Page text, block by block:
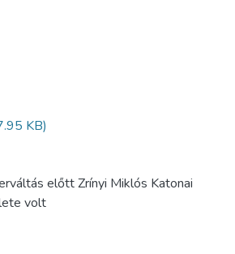
KB)
előtt Zrínyi Miklós Katonai
volt